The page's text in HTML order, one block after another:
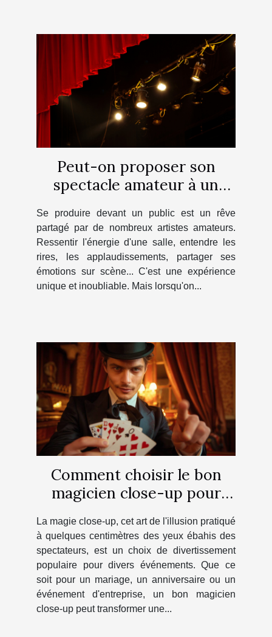
Peut-on proposer son
spectacle amateur à un
Se produire devant un public est un rêve
partagé par de nombreux artistes amateurs.
Ressentir l'énergie d'une salle, entendre les
rires, les applaudissements, partager ses
émotions sur scène... C'est une expérience
unique et inoubliable. Mais lorsqu'on...
Comment choisir le bon
magicien close-up pour
La magie close-up, cet art de l'illusion pratiqué
à quelques centimètres des yeux ébahis des
spectateurs, est un choix de divertissement
populaire pour divers événements. Que ce
soit pour un mariage, un anniversaire ou un
événement d'entreprise, un bon magicien
close-up peut transformer une...